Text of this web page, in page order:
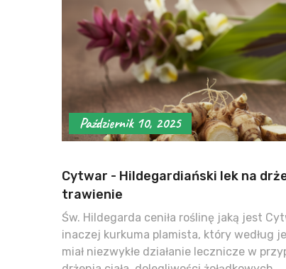
Październik 10, 2025
Cytwar - Hildegardiański lek na
trawienie
Św. Hildegarda ceniła roślinę jaką jest
inaczej kurkuma plamista, który według
miał niezwykłe działanie lecznicze w